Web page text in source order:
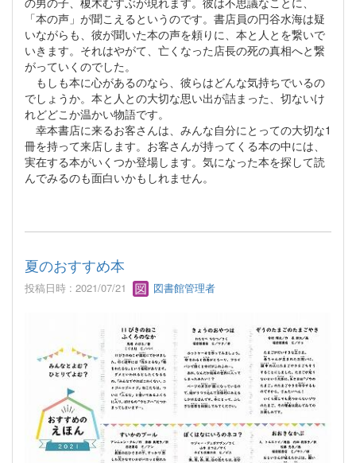
「本の声」が聞こえるというのです。書店員の円谷水海は疑
いながらも、彼が聞いた本の声を頼りに、本と人とを繋いで
いきます。それはやがて、亡くなった店長の死の真相へと繋
がっていくのでした。
もしも本に心があるのなら、彼らはどんな気持ちでいるの
でしょうか。本と人との大切な思い出が詰まった、切ないけ
れどどこか温かい物語です。
幸本書店に来るお客さんは、みんな自分にとっての大切な1
冊を持って来店します。お客さんが持ってくる本の中には、
実在する本がいくつか登場します。気になった本を探して読
んでみるのも面白いかもしれません。
夏のおすすめ本
投稿日時 : 2021/07/21 図書館管理者